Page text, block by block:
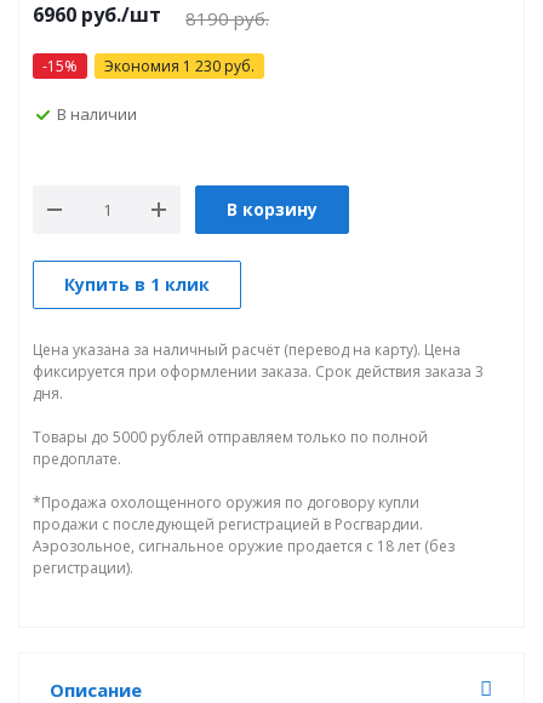
6960 руб./шт 8190 руб.
-15% Экономия 1 230 руб.
В наличии
В корзину
Купить в 1 клик
Цена указана за наличный расчёт (перевод на карту). Цена
фиксируется при оформлении заказа. Срок действия заказа 3
дня.
Товары до 5000 рублей отправляем только по полной
предоплате.
*Продажа охолощенного оружия по договору купли
продажи с последующей регистрацией в Росгвардии.
Аэрозольное, сигнальное оружие продается с 18 лет (без
регистрации).
Описание